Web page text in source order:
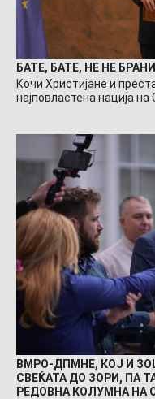
БАТЕ, БАТЕ, НЕ НЕ
Кочи Христијане и
најповластена нација
ВМРО-ДПМНЕ, КОЈ И
СВЕЌАТА ДО ЗОРИ, ПА
РЕДОВНА КОЛУМНА НА